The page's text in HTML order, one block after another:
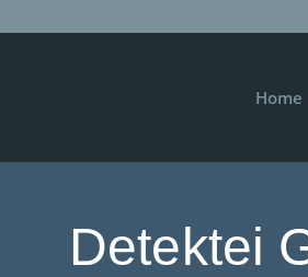
Home
Detektei